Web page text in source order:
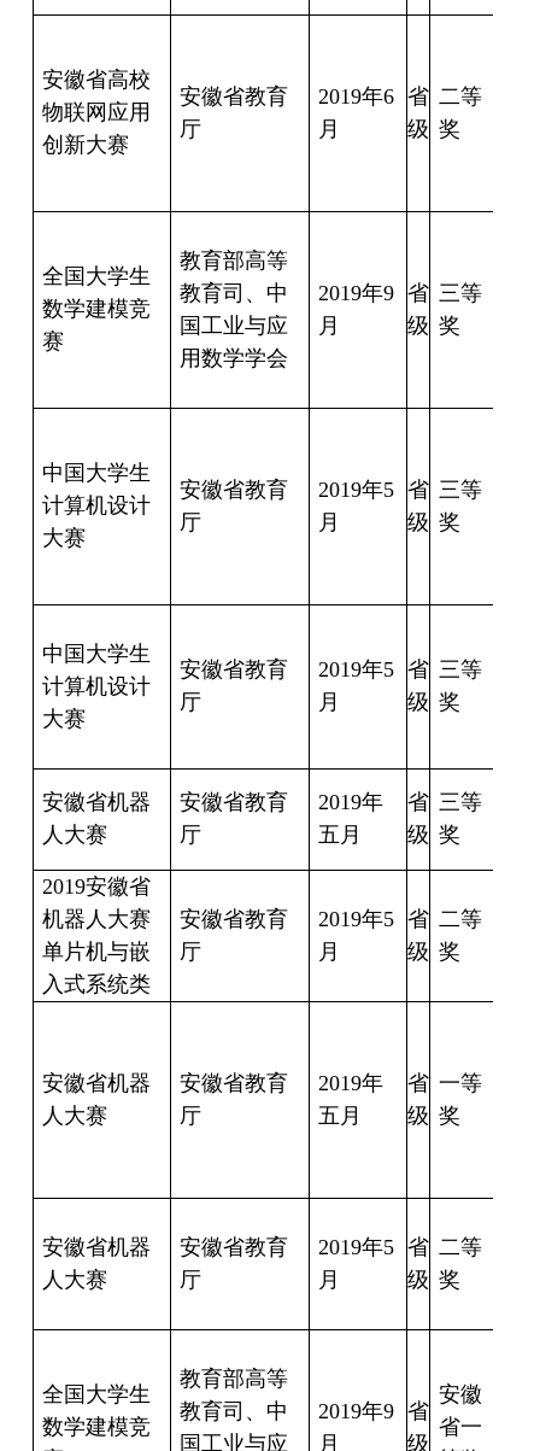
安徽省高校
物联网应用
创新大赛
安徽省教育
厅
2019年6
月
省
级
二等
奖
全国大学生
数学建模竞
赛
教育部高等
教育司、中
国工业与应
用数学学会
2019年9
月
省
级
三等
奖
中国大学生
计算机设计
大赛
安徽省教育
厅
2019年5
月
省
级
三等
奖
中国大学生
计算机设计
大赛
安徽省教育
厅
2019年5
月
省
级
三等
奖
安徽省机器
人大赛
安徽省教育
厅
2019年
五月
省
级
三等
奖
2019安徽省
机器人大赛
单片机与嵌
入式系统类
安徽省教育
厅
2019年5
月
省
级
二等
奖
安徽省机器
人大赛
安徽省教育
厅
2019年
五月
省
级
一等
奖
安徽省机器
人大赛
安徽省教育
厅
2019年5
月
省
级
二等
奖
全国大学生
数学建模竞
教育部高等
教育司、中
国工业与应
2019年9
月
省
级
安徽
省一